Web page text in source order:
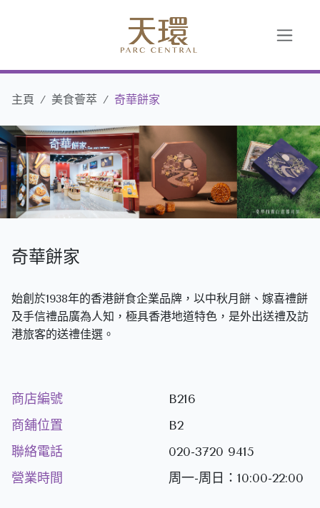
主頁 美食薈萃 奇華餅家
奇華餅家
始創於1938年的香港餅食企業品牌，以中秋月餅、嫁喜禮餅
及手信禮品廣為人知，極具香港地道特色，是外出送禮及訪
港旅客的送禮佳選。
商店編號
B216
商舖位置
B2
聯絡電話
020-3720 9415
營業時間
周一-周日：10:00-22:00